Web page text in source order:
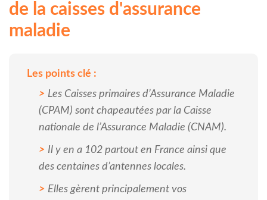
de la caisses d'assurance
maladie
Les points clé :
Les Caisses primaires d’Assurance Maladie
(CPAM) sont chapeautées par la Caisse
nationale de l’Assurance Maladie (CNAM).
Il y en a 102 partout en France ainsi que
des centaines d’antennes locales.
Elles gèrent principalement vos